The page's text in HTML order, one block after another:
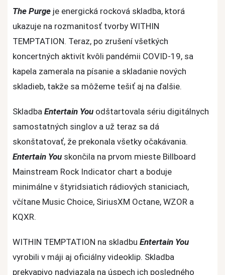
The Purge je energická rocková skladba, ktorá
ukazuje na rozmanitosť tvorby WITHIN
TEMPTATION. Teraz, po zrušení všetkých
koncertných aktivít kvôli pandémii COVID-19, sa
kapela zamerala na písanie a skladanie nových
skladieb, takže sa môžeme tešiť aj na ďalšie.
Skladba Entertain You odštartovala sériu digitálnych
samostatných singlov a už teraz sa dá
skonštatovať, že prekonala všetky očakávania.
Entertain You skončila na prvom mieste Billboard
Mainstream Rock Indicator chart a boduje
minimálne v štyridsiatich rádiových staniciach,
včítane Music Choice, SiriusXM Octane, WZOR a
KQXR.
WITHIN TEMPTATION na skladbu Entertain You
vyrobili v máji aj oficiálny videoklip. Skladba
prekvapivo nadviazala na úspech ich posledného